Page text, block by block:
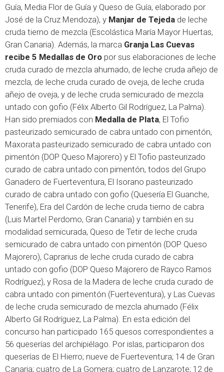
Guía, Media Flor de Guía y Queso de Guía, elaborado por
José de la Cruz Mendoza), y Manjar de Tejeda de leche
cruda tierno de mezcla (Escolástica María Mayor Huertas,
Gran Canaria). Además, la marca Granja Las Cuevas
recibe 5 Medallas de Oro por sus elaboraciones de leche
cruda curado de mezcla ahumado, de leche cruda añejo de
mezcla, de leche cruda curado de oveja, de leche cruda
añejo de oveja, y de leche cruda semicurado de mezcla
untado con gofio (Félix Alberto Gil Rodríguez, La Palma).
Han sido premiados con Medalla de Plata, El Tofio
pasteurizado semicurado de cabra untado con pimentón,
Maxorata pasteurizado semicurado de cabra untado con
pimentón (DOP Queso Majorero) y El Tofio pasteurizado
curado de cabra untado con pimentón, todos del Grupo
Ganadero de Fuerteventura, El Isorano pasteurizado
curado de cabra untado con gofio (Quesería El Guanche,
Tenerife), Era del Cardón de leche cruda tierno de cabra
(Luis Martel Perdomo, Gran Canaria) y también en su
modalidad semicurada, Queso de Tetir de leche cruda
semicurado de cabra untado con pimentón (DOP Queso
Majorero), Caprarius de leche cruda curado de cabra
untado con gofio (DOP Queso Majorero de Rayco Ramos
Rodríguez), y Rosa de la Madera de leche cruda curado de
cabra untado con pimentón (Fuerteventura), y Las Cuevas
de leche cruda semicurado de mezcla ahumado (Félix
Alberto Gil Rodríguez, La Palma). En esta edición del
concurso han participado 165 quesos correspondientes a
56 queserías del archipiélago. Por islas, participaron dos
queserías de El Hierro; nueve de Fuerteventura; 14 de Gran
Canaria; cuatro de La Gomera; cuatro de Lanzarote; 12 de